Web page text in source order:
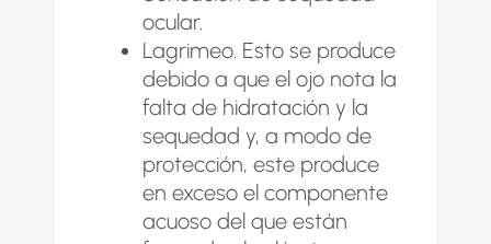
ocular.
Lagrimeo. Esto se produce
debido a que el ojo nota la
falta de hidratación y la
sequedad y, a modo de
protección, este produce
en exceso el componente
acuoso del que están